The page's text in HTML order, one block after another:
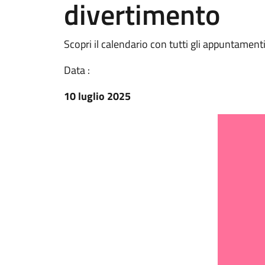
divertimento
Scopri il calendario con tutti gli appuntamenti
Data :
10 luglio 2025